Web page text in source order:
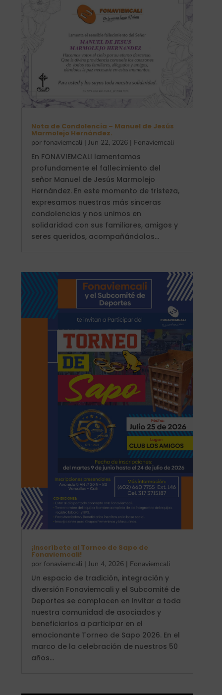
Nota de Condolencia – Manuel de Jesús
Marmolejo Hernández.
porfonaviemcali |Jun 22, 2026 | Fonaviemcali
En FONAVIEMCALI lamentamos
profundamente el fallecimiento del
señor Manuel de Jesús Marmolejo
Hernández. En este momento de tristeza,
expresamos nuestras más sinceras
condolencias y nos unimos en
solidaridad con sus familiares, amigos y
seres queridos, acompañándolos...
¡Inscríbete al Torneo de Sapo de
Fonaviemcali!
porfonaviemcali |Jun 4, 2026 | Fonaviemcali
Un espacio de tradición, integración y
diversión Fonaviemcali y el Subcomité de
Deportes se complacen en invitar a toda
nuestra comunidad de asociados y
beneficiarios a participar en el
emocionante Torneo de Sapo 2026. En el
marco de la celebración de nuestros 50
años...